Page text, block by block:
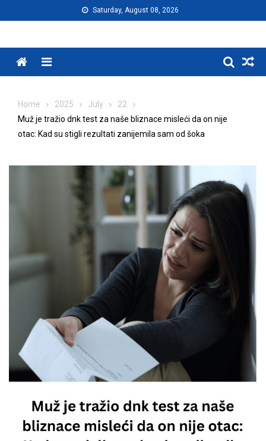
to
Saturday, August 08, 2026
Menu
Home 2025 July
22
Muž je tražio dnk test za naše bliznace misleći da on nije
otac: Kad su stigli rezultati zanijemila sam od šoka